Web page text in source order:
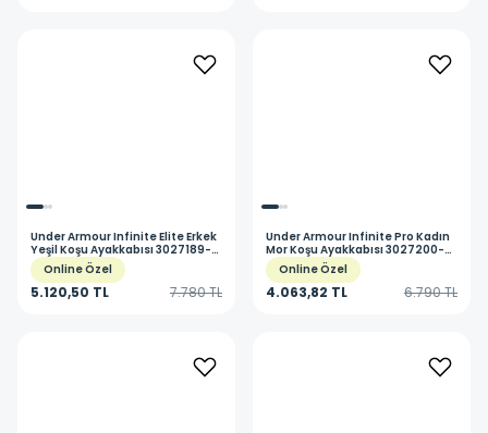
Under ArmourInfinite Elite Erkek
Yeşil Koşu Ayakkabısı 3027189-
300Online Özel
5.120,50 TL 7.780 TL
Under ArmourInfinite Pro Kadın
Mor Koşu Ayakkabısı 3027200-
501Online Özel
4.063,82 TL 6.790 TL